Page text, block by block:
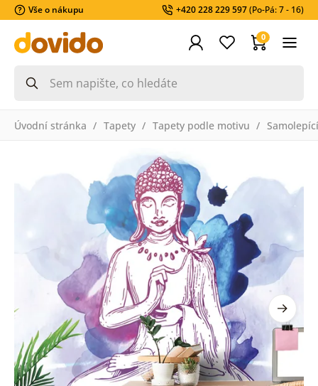
Vše o nákupu +420 228 229 597(Po-Pá: 7 - 16)
0
Úvodní stránka Tapety Tapety podle motivu